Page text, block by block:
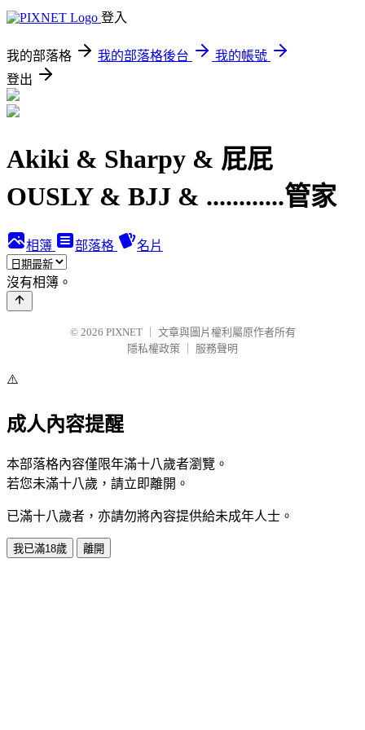
登入
我的部落格 我的部落格後台
我的帳號
登出
Akiki & Sharpy & 屁屁
OUSLY & BJJ & ............管家
相簿 部落格 名片
沒有相簿。
© 2026 PIXNET
文章與圖片權利屬原作者所有
隱私權政策
服務聲明
⚠️
成人內容提醒
本部落格內容僅限年滿十八歲者瀏覽。
若您未滿十八歲，請立即離開。
已滿十八歲者，亦請勿將內容提供給未成年人士。
我已滿18歲 離開